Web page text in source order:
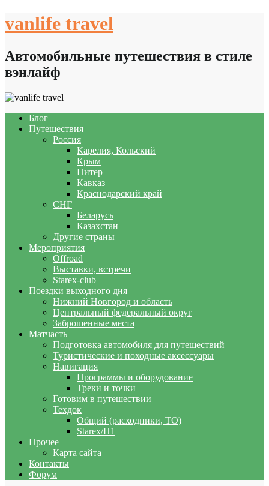
to
vanlife travel
Автомобильные путешествия в стиле
вэнлайф
Блог
Путешествия
Россия
Карелия, Кольский
Крым
Питер
Кавказ
Краснодарский край
СНГ
Беларусь
Казахстан
Другие страны
Мероприятия
Offroad
Выставки, встречи
Starex-club
Поездки выходного дня
Нижний Новгород и область
Центральный федеральный округ
Заброшенные места
Матчасть
Подготовка автомобиля для путешествий
Туристические и походные аксессуары
Навигация
Программы и оборудование
Треки и точки
Готовим в путешествии
Техдок
Общий (расходники, ТО)
Starex/H1
Прочее
Карта сайта
Контакты
Форум